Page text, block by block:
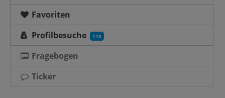
Favoriten
Profilbesuche
118
Fragebogen
Ticker